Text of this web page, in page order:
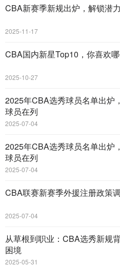
CBA新赛季新规出炉，解锁潜
2025-11-17
CBA国内新星Top10，你喜欢哪
2025-10-27
2025年CBA选秀球员名单出炉
球员在列
2025-07-04
2025年CBA选秀球员名单出炉
球员在列
2025-07-04
CBA联赛新赛季外援注册政策
2025-07-04
从草根到职业：CBA选秀新规
困境
2025-05-31